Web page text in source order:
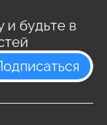
и будьте в